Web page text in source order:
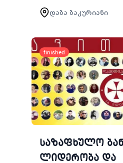
მხარდაჭერით
ნიჭის მქონე
აცხადებს
კოდალას შრ…
დაბა ბაკურიანი
finished
საზაფხულო
ლიდერობა და